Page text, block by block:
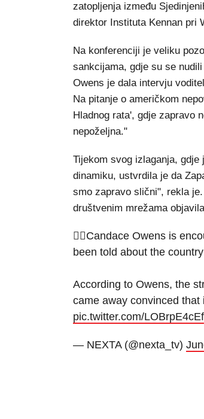
zatopljenja između
direktor Instituta Kennan pri
Na konferenciji je veliku
sankcijama, gdje su se
Owens je dala intervju
Na pitanje o američkom
Hladnog rata', gdje zapravo
nepoželjna."
Tijekom svog izlaganja,
dinamiku, ustvrdila je da
smo zapravo slični", rekla
društvenim mrežama
🤦‍♀️Candace Owens is
been told about the country
According to Owens, the
came away convinced
pic.twitter.com/LOBrpE4cEf
— NEXTA (@nexta_tv)